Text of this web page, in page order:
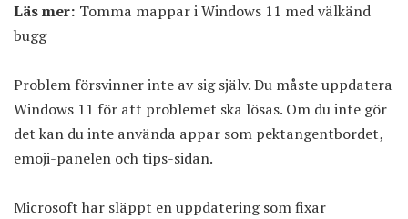
Läs mer: Tomma mappar i Windows 11 med välkänd
bugg
Problem försvinner inte av sig själv. Du måste uppdatera
Windows 11 för att problemet ska lösas. Om du inte gör
det kan du inte använda appar som pektangentbordet,
emoji-panelen och tips-sidan.
Microsoft har släppt en uppdatering som fixar